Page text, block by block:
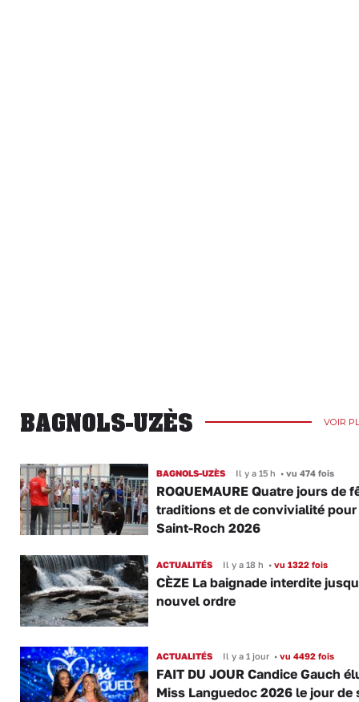
BAGNOLS-UZÈS VOIR
BAGNOLS-UZÈS Il y a 15 h •vu 474 fois
ROQUEMAURE Quatre jours de
traditions et de convivialité pour
Saint-Roch 2026
ACTUALITÉS Il y a 18 h •vu 1322 fois
CÈZE La baignade interdite
nouvel ordre
ACTUALITÉS Il y a 1 jour •vu 4492 fois
FAIT DU JOUR Candice Gauch
Miss Languedoc 2026 le jour de